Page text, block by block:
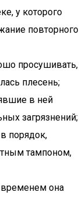
у которого
повторного
просушивать,
плесень;
в ней
загрязнений;
порядок,
тампоном,
временем она